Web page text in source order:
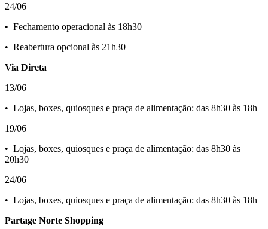
24/06
•⁠ ⁠Fechamento operacional às 18h30
•⁠ ⁠Reabertura opcional às 21h30
Via Direta
13/06
•⁠ ⁠Lojas, boxes, quiosques e praça de alimentação: das 8h30 às 18h
19/06
•⁠ ⁠Lojas, boxes, quiosques e praça de alimentação: das 8h30 às
20h30
24/06
•⁠ ⁠Lojas, boxes, quiosques e praça de alimentação: das 8h30 às 18h
Partage Norte Shopping